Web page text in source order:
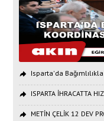
Isparta'da
ISPARTA İHRACATTA
METİN ÇELİK 12 DEV